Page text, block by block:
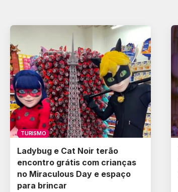
TURISMO
Ladybug e Cat Noir terão
encontro grátis com crianças
no Miraculous Day e espaço
para brincar